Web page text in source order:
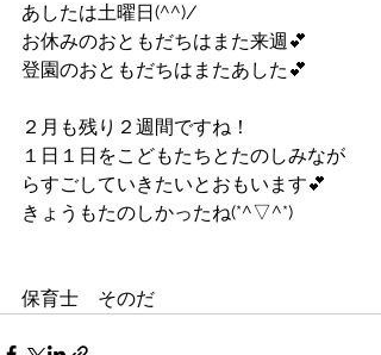
あしたは土曜日(^^)/
お休みのおともだちはまた来週💕
登園のおともだちはまたあした💕
２月も残り２週間ですね！
１日１日をこどもたちとたのしみなが
らすごしていきたいとおもいます💕
きょうもたのしかったね(*^▽^*)
保育士　そのだ